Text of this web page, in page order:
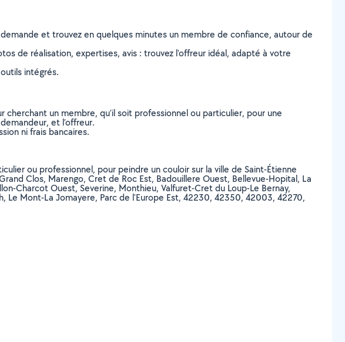
et trouvez en quelques minutes un membre de confiance, autour de
de réalisation, expertises, avis : trouvez l'offreur idéal, adapté à votre
intégrés.
un membre, qu’il soit professionnel ou particulier, pour une
et l’offreur.
ni frais bancaires.
ou professionnel, pour peindre un couloir sur la ville de Saint-Étienne
Clos, Marengo, Cret de Roc Est, Badouillere Ouest, Bellevue-Hopital, La
Charcot Ouest, Severine, Monthieu, Valfuret-Cret du Loup-Le Bernay,
Le Mont-La Jomayere, Parc de l'Europe Est, 42230, 42350, 42003, 42270,